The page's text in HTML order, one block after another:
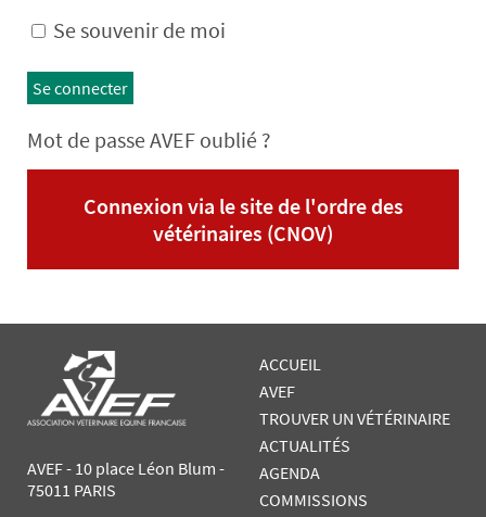
Se souvenir de moi
Se connecter
Mot de passe AVEF oublié ?
Connexion via le site de l'ordre des
vétérinaires (CNOV)
AVEF - 10 place Léon Blum -
75011 PARIS
ACCUEIL
AVEF
TROUVER UN VÉTÉRINAIRE
ACTUALITÉS
AGENDA
COMMISSIONS